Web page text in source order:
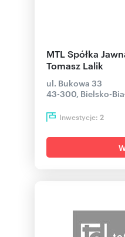
MTL Spółka
Tomasz Lalik
ul. Bukowa 33
43-300, Bielsko-
Inwestycje: 2